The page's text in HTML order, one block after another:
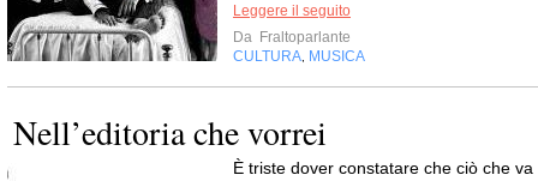
Leggere il seguito
Da Fraltoparlante
CULTURA MUSICA
Nell’editoria che vorrei
È triste dover constatare che ciò che va